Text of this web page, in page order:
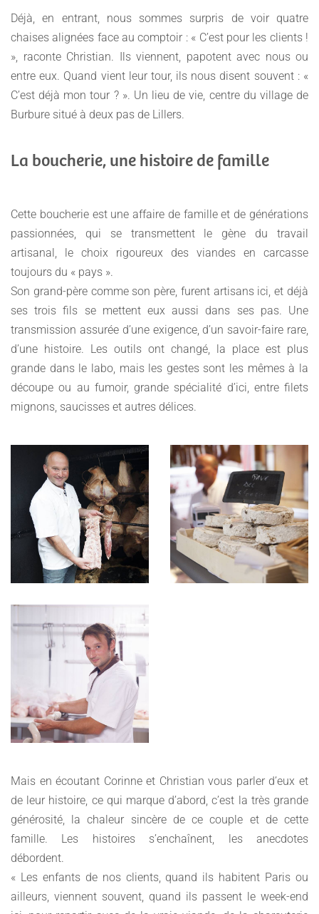
Déjà, en entrant, nous sommes surpris de voir quatre
chaises alignées face au comptoir : « C’est pour les clients !
», raconte Christian. Ils viennent, papotent avec nous ou
entre eux. Quand vient leur tour, ils nous disent souvent : «
C’est déjà mon tour ? ». Un lieu de vie, centre du village de
Burbure situé à deux pas de Lillers.
La boucherie, une histoire de famille
Cette boucherie est une affaire de famille et de générations
passionnées, qui se transmettent le gène du travail
artisanal, le choix rigoureux des viandes en carcasse
toujours du « pays ».
Son grand-père comme son père, furent artisans ici, et déjà
ses trois fils se mettent eux aussi dans ses pas. Une
transmission assurée d’une exigence, d’un savoir-faire rare,
d’une histoire. Les outils ont changé, la place est plus
grande dans le labo, mais les gestes sont les mêmes à la
découpe ou au fumoir, grande spécialité d’ici, entre filets
mignons, saucisses et autres délices.
Mais en écoutant Corinne et Christian vous parler d’eux et
de leur histoire, ce qui marque d’abord, c’est la très grande
générosité, la chaleur sincère de ce couple et de cette
famille. Les histoires s’enchaînent, les anecdotes
débordent.
« Les enfants de nos clients, quand ils habitent Paris ou
ailleurs, viennent souvent, quand ils passent le week-end